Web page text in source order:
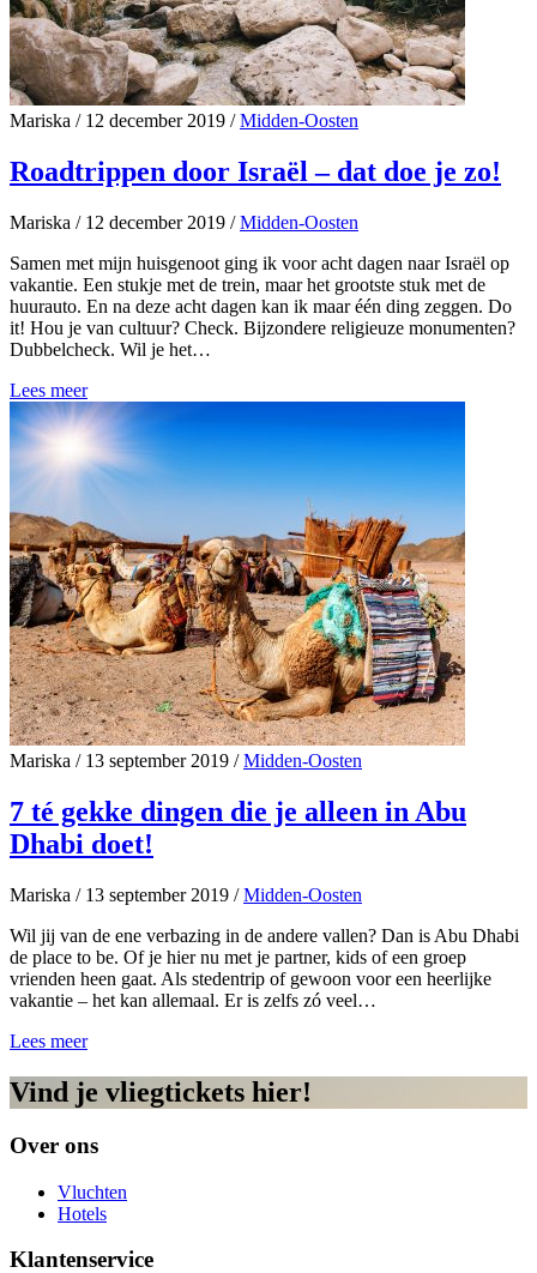
Mariska /12 december 2019 / Midden-Oosten
Roadtrippen door Israël – dat doe je zo!
Mariska /12 december 2019 / Midden-Oosten
Samen met mijn huisgenoot ging ik voor acht dagen naar Israël op
vakantie. Een stukje met de trein, maar het grootste stuk met de
huurauto. En na deze acht dagen kan ik maar één ding zeggen. Do
it! Hou je van cultuur? Check. Bijzondere religieuze monumenten?
Dubbelcheck. Wil je het…
Lees meer
Mariska /13 september 2019 / Midden-Oosten
7 té gekke dingen die je alleen in Abu
Dhabi doet!
Mariska /13 september 2019 / Midden-Oosten
Wil jij van de ene verbazing in de andere vallen? Dan is Abu Dhabi
de place to be. Of je hier nu met je partner, kids of een groep
vrienden heen gaat. Als stedentrip of gewoon voor een heerlijke
vakantie – het kan allemaal. Er is zelfs zó veel…
Lees meer
Vind je vliegtickets hier!
Over ons
Vluchten
Hotels
Klantenservice